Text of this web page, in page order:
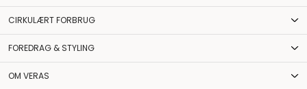
CIRKULÆRT FORBRUG
FOREDRAG & STYLING
OM VERAS